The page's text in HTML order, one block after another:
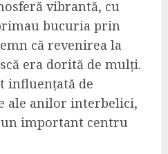
vibrantă, cu
bucuria prin
că revenirea la
era dorită de mulți.
influențată de
ale anilor interbelici,
important centru